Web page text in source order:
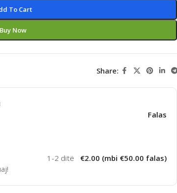
To Cart
Buy Now
Share:
Falas
1-2 ditë €2.00 (mbi €50.00 falas)